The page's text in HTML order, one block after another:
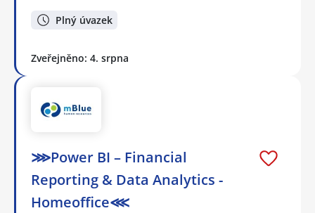
Plný úvazek
Zveřejněno: 4. srpna
⋙Power BI – Financial
Reporting & Data Analytics -
Homeoffice⋘